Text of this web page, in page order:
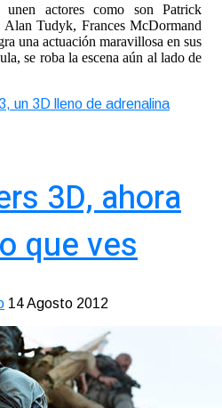
actores como son Patrick
Tudyk, Frances McDormand
una actuación maravillosa en sus
se roba la escena aún al lado de
un 3D lleno de adrenalina
3D, ahora
que ves
14 Agosto 2012